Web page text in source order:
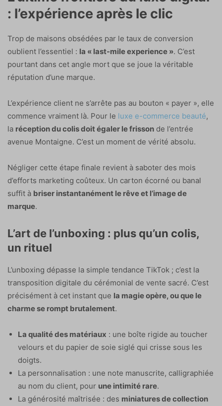
: l’expérience après le clic
Trop de maisons obsédées par le taux de conversion
oublient l’essentiel : la « last-mile experience ». C’est
pourtant dans cet angle mort que se joue la véritable
réputation d’une marque.
L’expérience client ne s’arrête pas au bouton « payer », elle
commence vraiment là. Pour le luxe e-commerce beauté,
la réception du colis doit égaler le frisson de l’entrée
avenue Montaigne. C’est un moment de vérité absolu.
Négliger cette étape finale revient à saboter des mois
d’efforts marketing coûteux. Un carton écorné ou banal
suffit à briser instantanément le rêve et l’image de
marque.
L’art de l’unboxing : plus qu’un colis,
un rituel
L’unboxing dépasse la simple tendance TikTok ; c’est la
transposition digitale du cérémonial de vente sacré. C’est
précisément à cet instant que la magie opère, ou que le
charme se rompt brutalement.
La qualité des matériaux : une boîte rigide au toucher
velours et du papier de soie siglé qui crisse sous les
doigts.
La personnalisation : une note manuscrite, calligraphiée
au nom du client, pour une intimité rare.
La générosité maîtrisée : des miniatures de collection